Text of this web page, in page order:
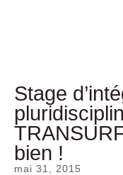
Stage
bien !
mai 31, 2015